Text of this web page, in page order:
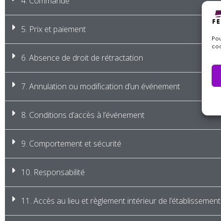
5. Prix et paiement
6. Absence de droit de rétractation
7. Annulation ou modification d’un événement
8. Conditions d’accès à l’événement
9. Comportement et sécurité
10. Responsabilité
11. Accès au lieu et règlement intérieur de l’établissement